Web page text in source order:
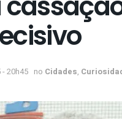
20h45 no Cidades,